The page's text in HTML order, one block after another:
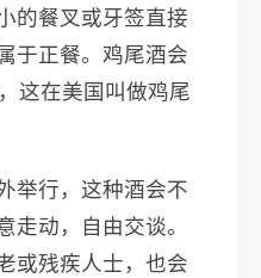
的餐叉或牙签直接
于正餐。鸡尾酒会
这在美国叫做鸡尾
举行，这种酒会不
动，自由交谈。
或残疾人士，也会